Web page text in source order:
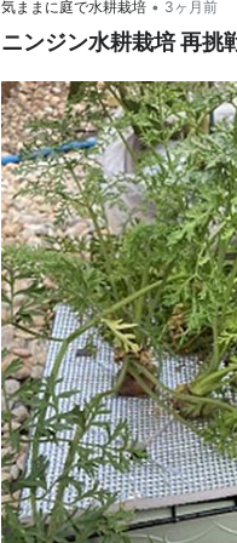
気ままに庭で水耕栽培 • 3ヶ月前
ニンジン水耕栽培 再挑